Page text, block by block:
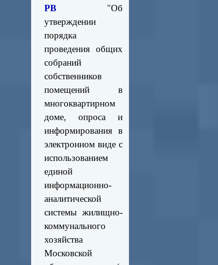
РВ "Об
утверждении
порядка
проведения общих
собраний
собственников
помещений в
многоквартирном
доме, опроса и
информирования в
электронном виде с
использованием
единой
информационно-
аналитической
системы жилищно-
коммунального
хозяйства
Московской